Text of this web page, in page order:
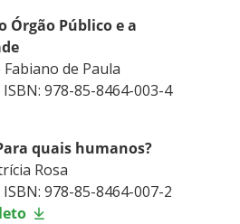
Órgão Público e a
de Paula
978-85-8464-003-4
quais humanos?
Rosa
978-85-8464-007-2